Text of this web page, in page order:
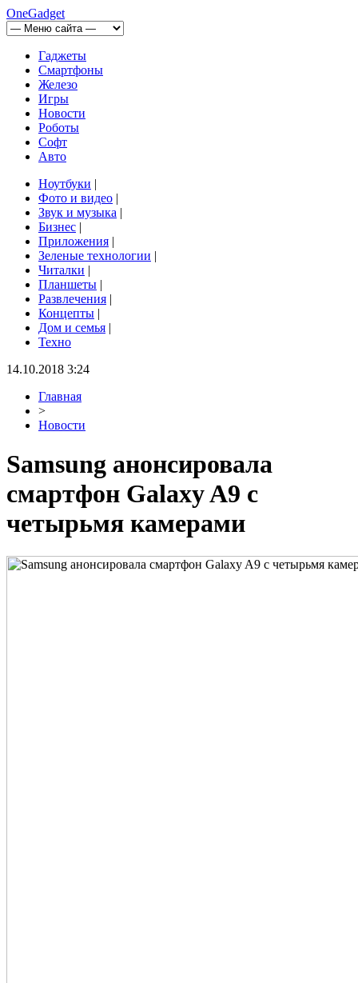
OneGadget
Гаджеты
Смартфоны
Железо
Игры
Новости
Роботы
Софт
Авто
Ноутбуки |
Фото и видео |
Звук и музыка |
Бизнес |
Приложения |
Зеленые технологии |
Читалки |
Планшеты |
Развлечения |
Концепты |
Дом и семья |
Техно
14.10.2018 3:24
Главная
>
Новости
Samsung анонсировала
смартфон Galaxy A9 с
четырьмя камерами